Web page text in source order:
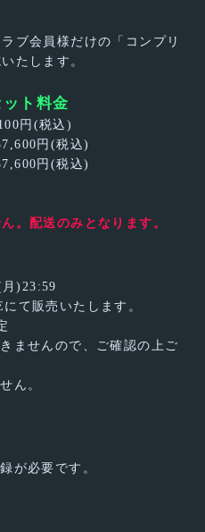
ブ会員様だけの「コンプリ
たします。
ト料金
円(税込)
円(税込)
円(税込)
。配送のみとなります。
)23:59
て販売いたします。
ませんので、ご確認の上ご
ん。
が必要です。